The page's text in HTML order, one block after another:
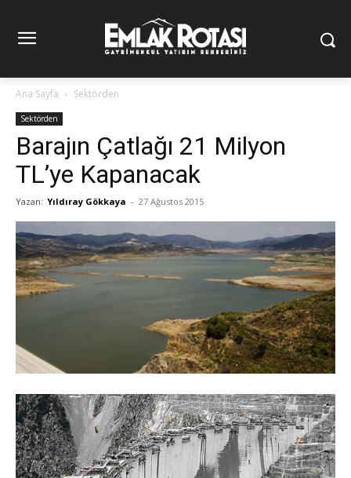
Ana Sayfa Sektörden
Sektörden
Barajın Çatlağı 21 Milyon
TL’ye Kapanacak
Yazan: Yıldıray Gökkaya - 27 Ağustos 2015